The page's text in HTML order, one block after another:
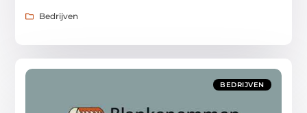
Bedrijven
BEDRIJVEN